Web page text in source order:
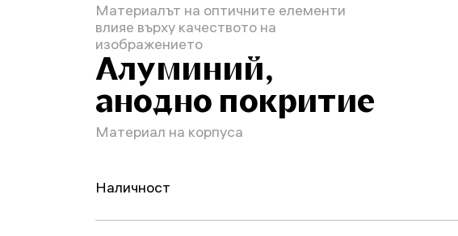
Материалът на оптичните елементи
влияе върху качеството на
изображението
Алуминий,
анодно покритие
Материал на корпуса
Наличност